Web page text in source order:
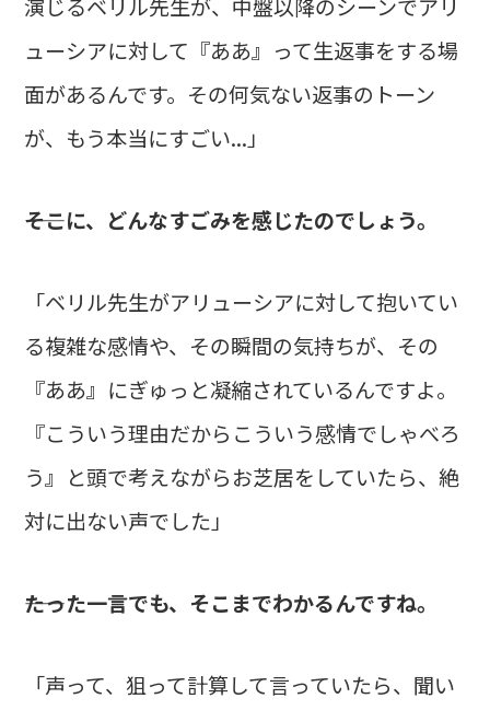
演じるベリル先生が、中盤以降のシーンでアリ
ューシアに対して『ああ』って生返事をする場
面があるんです。その何気ない返事のトーン
が、もう本当にすごい...」
――そこに、どんなすごみを感じたのでしょう。
「ベリル先生がアリューシアに対して抱いてい
る複雑な感情や、その瞬間の気持ちが、その
『ああ』にぎゅっと凝縮されているんですよ。
『こういう理由だからこういう感情でしゃべろ
う』と頭で考えながらお芝居をしていたら、絶
対に出ない声でした」
――たった一言でも、そこまでわかるんですね。
「声って、狙って計算して言っていたら、聞い